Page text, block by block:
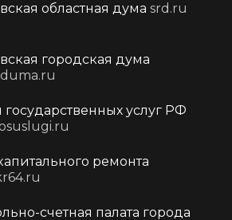
областная дума srd.ru
городская дума
государственных услуг РФ
ремонта
счетная палата города